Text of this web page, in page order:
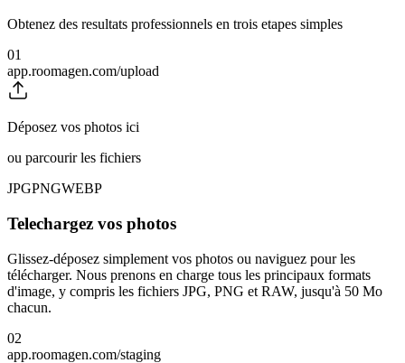
Obtenez des resultats professionnels en trois etapes simples
01
app.roomagen.com/upload
Déposez vos photos ici
ou parcourir les fichiers
JPGPNGWEBP
Telechargez vos photos
Glissez-déposez simplement vos photos ou naviguez pour les
télécharger. Nous prenons en charge tous les principaux formats
d'image, y compris les fichiers JPG, PNG et RAW, jusqu'à 50 Mo
chacun.
02
app.roomagen.com/staging